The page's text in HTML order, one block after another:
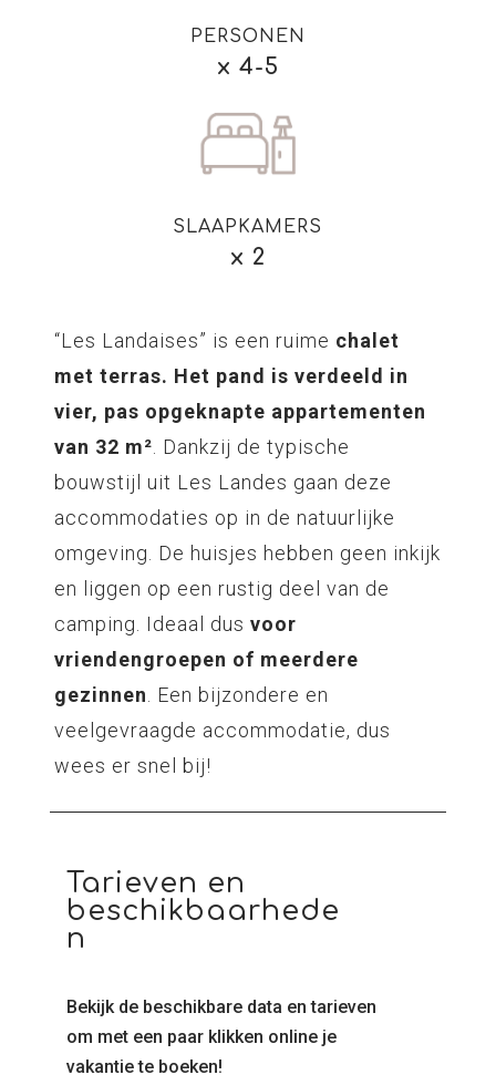
PERSONEN
x 4-5
SLAAPKAMERS
x 2
“Les Landaises” is een ruime chalet
met terras. Het pand is verdeeld in
vier, pas opgeknapte appartementen
van 32 m² . Dankzij de typische
bouwstijl uit Les Landes gaan deze
accommodaties op in de natuurlijke
omgeving. De huisjes hebben geen inkijk
en liggen op een rustig deel van de
camping. Ideaal dusvoor
vriendengroepen of meerdere
gezinnen . Een bijzondere en
veelgevraagde accommodatie, dus
wees er snel bij!
Tarieven en
beschikbaarhede
n
Bekijk de beschikbare data en tarieven
om met een paar klikken online je
vakantie te boeken!